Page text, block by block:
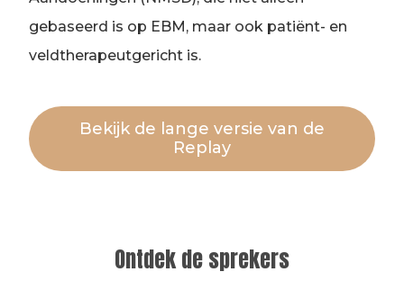
gebaseerd is op EBM, maar ook patiënt- en
veldtherapeutgericht is.
Bekijk de lange versie van de
Replay
Ontdek de sprekers